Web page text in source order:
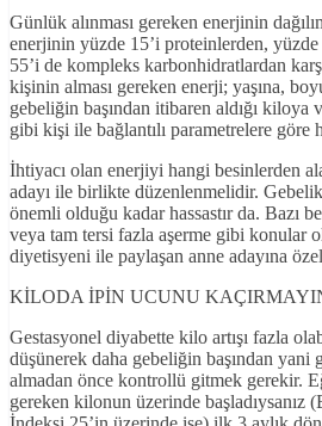
Günlük alınması gereken enerjinin
enerjinin yüzde 15’i proteinlerden,
55’i de kompleks karbonhidratlardan
kişinin alması gereken enerji; yaşına,
gebeliğin başından itibaren aldığı
gibi kişi ile bağlantılı parametrelere göre
İhtiyacı olan enerjiyi hangi besinlerden
adayı ile birlikte düzenlenmelidir.
önemli olduğu kadar hassastır da. Bazı
veya tam tersi fazla aşerme gibi konular
diyetisyeni ile paylaşan anne adayına
KİLODA İPİN UCUNU
Gestasyonel diyabette kilo artışı fazla
düşünerek daha gebeliğin başından yani
almadan önce kontrollü gitmek gerekir.
gereken kilonun üzerinde